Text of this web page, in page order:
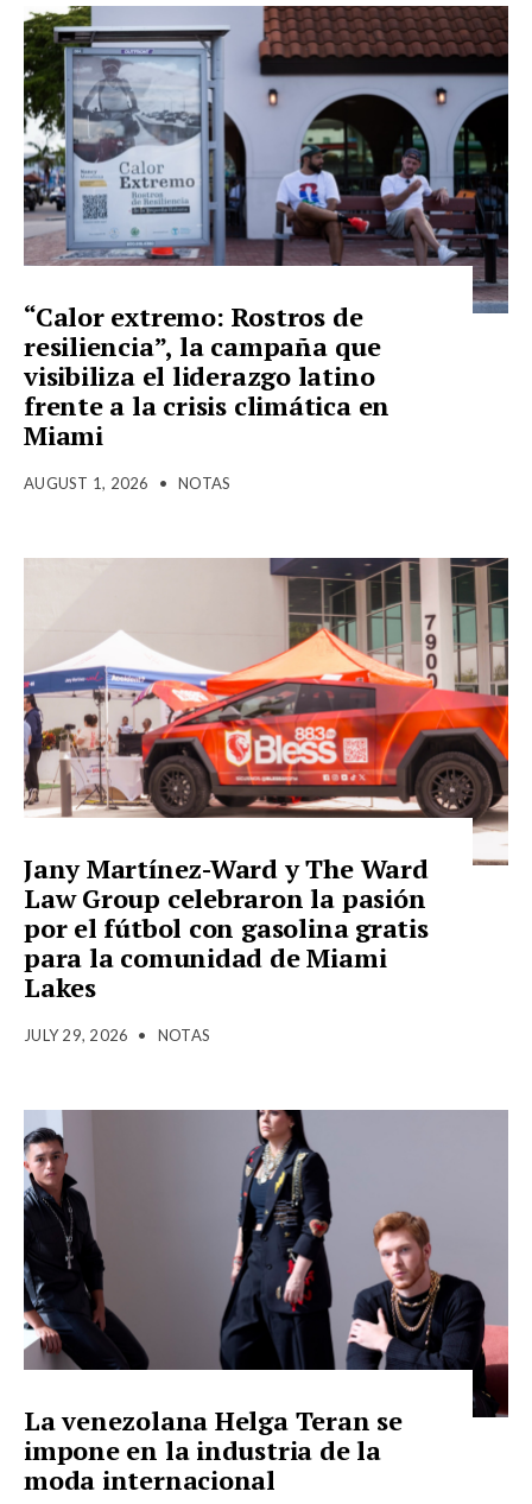
“Calor extremo: Rostros de
resiliencia”, la campaña que
visibiliza el liderazgo latino
frente a la crisis climática en
Miami
AUGUST 1, 2026 • NOTAS
Jany Martínez-Ward y The Ward
Law Group celebraron la pasión
por el fútbol con gasolina gratis
para la comunidad de Miami
Lakes
JULY 29, 2026 • NOTAS
La venezolana Helga Teran se
impone en la industria de la
moda internacional